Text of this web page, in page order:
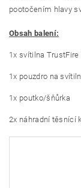
pootočením hlavy
Obsah balení:
1x svítilna TrustFire
1x pouzdro na
1x poutko/šňůrka
2x náhradní těsnící